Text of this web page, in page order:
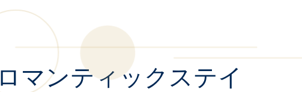
ロマンティックステイ